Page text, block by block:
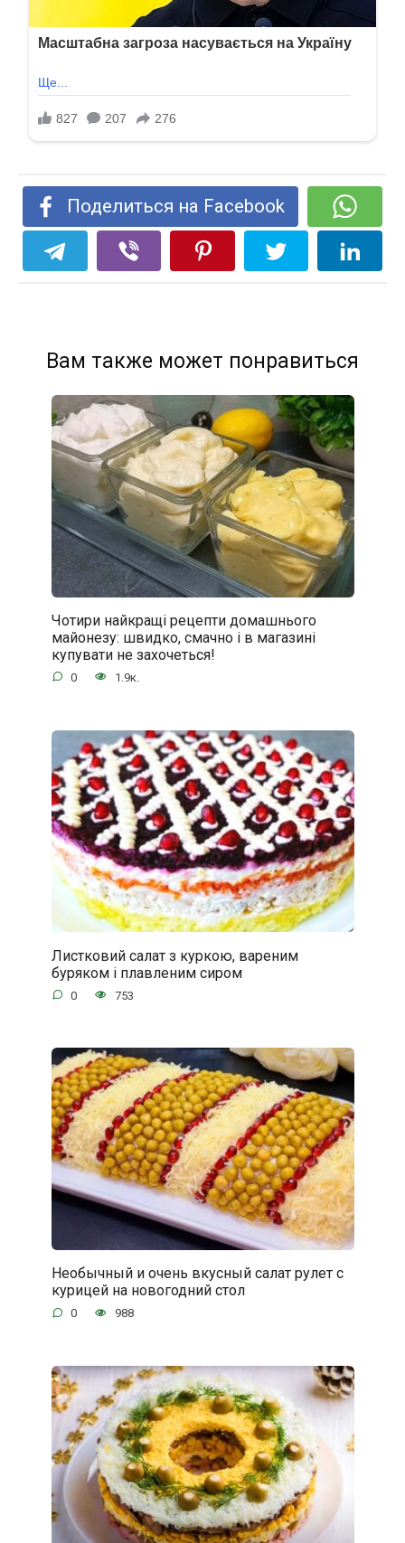
Поделиться на Facebook
Вам также может понравиться
Чотири найкращі рецепти домашнього
майонезу: швидко, смачно і в магазині
купувати не захочеться!
0 1.9к.
Листковий салат з куркою, вареним
буряком і плавленим сиром
0 753
Необычный и очень вкусный салат рулет с
курицей на новогодний стол
0 988